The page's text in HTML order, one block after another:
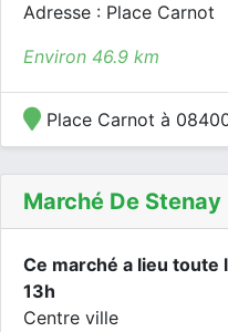
Adresse : Place Carnot
Environ 46.9 km
Place Carnot à
Marché De Stenay
Ce marché a lieu toute
13h
Centre ville